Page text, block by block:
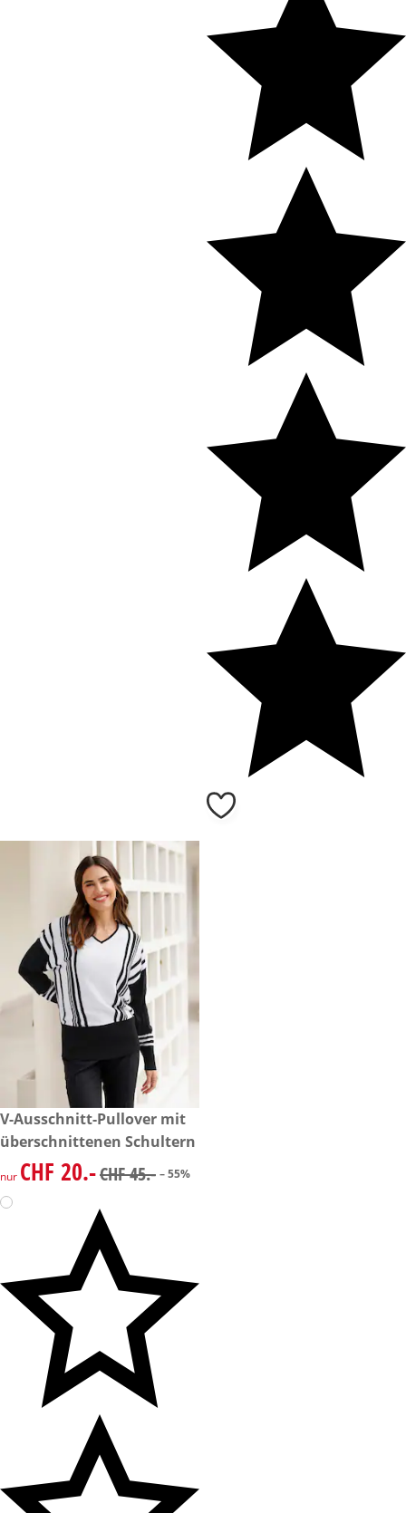
reduzierter Preis CHF 20.-, vorheriger Preis: CHF 45.-
-55%
V-Ausschnitt-Pullover mit
überschnittenen Schultern
reduzierter Preis CHF 20.-, vorheriger Preis: CHF 45.-
nur CHF 20.-CHF 45.- – 55%